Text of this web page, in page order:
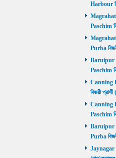
Harbour
Magrahat
Paschim
Magrahat
Purba
Baruipur
Paschim
Canning
বিজয়ী
Canning
Paschim
Baruipur
Purba
Jaynagar